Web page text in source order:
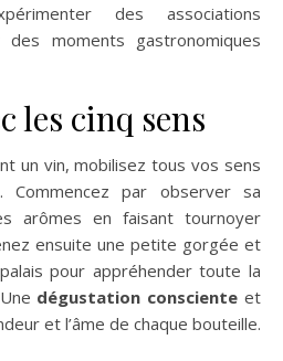
des associations
moments gastronomiques
les cinq sens
un vin, mobilisez tous vos sens
par observer sa
arômes en faisant tournoyer
ensuite une petite gorgée et
pour appréhender toute la
dégustation consciente et
et l’âme de chaque bouteille.